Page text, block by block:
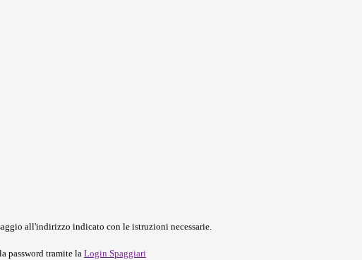
all'indirizzo indicato con le istruzioni necessarie.
password tramite la Login Spaggiari